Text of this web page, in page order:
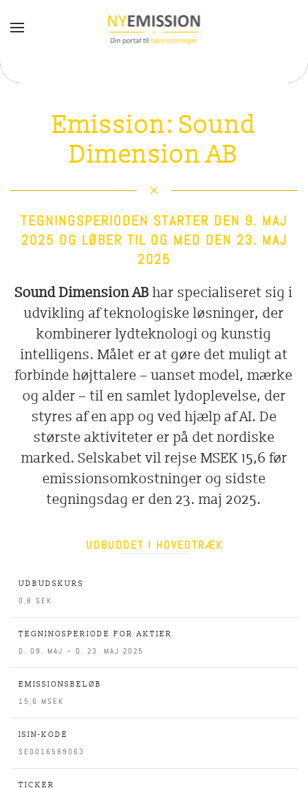
Gå til hovedindhold
Emission: Sound
Dimension AB
TEGNINGSPERIODEN STARTER DEN 9. MAJ
2025 OG LØBER TIL OG MED DEN 23. MAJ
2025
Sound Dimension AB har specialiseret sig i
udvikling af teknologiske løsninger, der
kombinerer lydteknologi og kunstig
intelligens. Målet er at gøre det muligt at
forbinde højttalere – uanset model, mærke
og alder – til en samlet lydoplevelse, der
styres af en app og ved hjælp af AI. De
største aktiviteter er på det nordiske
marked. Selskabet vil rejse MSEK 15,6 før
emissionsomkostninger og sidste
tegningsdag er den 23. maj 2025.
UDBUDDET I HOVEDTRÆK
UDBUDSKURS
0,8 SEK
TEGNINGSPERIODE FOR AKTIER
D. 09. MAJ – D. 23. MAJ 2025
EMISSIONSBELØB
15,6 MSEK
ISIN-KODE
SE0016589063
TICKER